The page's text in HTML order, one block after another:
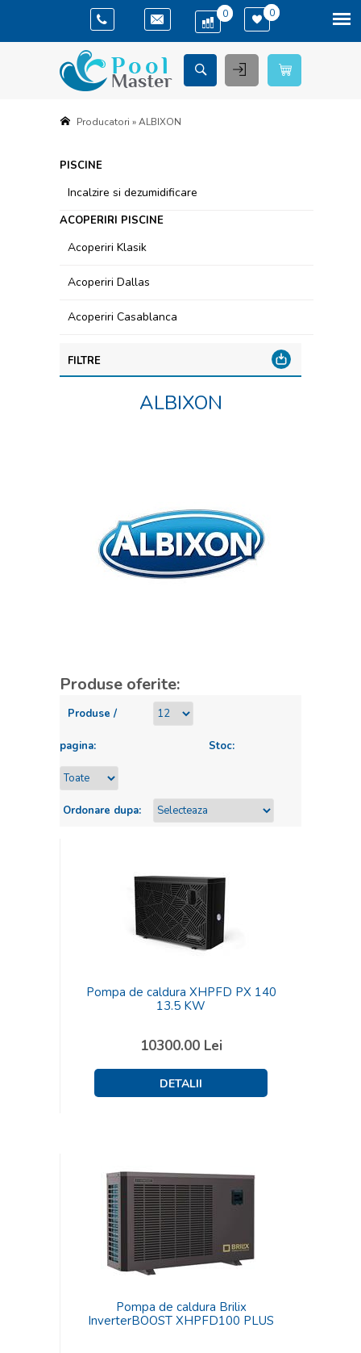
( 0) ( 0)
Producatori »ALBIXON
PISCINE
Incalzire si dezumidificare
ACOPERIRI PISCINE
Acoperiri Klasik
Acoperiri Dallas
Acoperiri Casablanca
FILTRE
ALBIXON
Produse oferite:
Produse /
pagina: Stoc:
Ordonare dupa:
Pompa de caldura XHPFD PX 140
13.5 KW
10300.00Lei
Pompa de caldura Brilix
InverterBOOST XHPFD100 PLUS